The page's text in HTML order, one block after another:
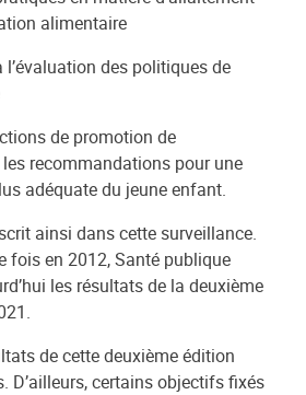
alimentaire
l’évaluation des politiques de
de promotion de
les recommandations pour une
adéquate du jeune enfant.
ainsi dans cette surveillance.
fois en 2012, Santé publique
les résultats de la deuxième
de cette deuxième édition
D’ailleurs, certains objectifs fixés